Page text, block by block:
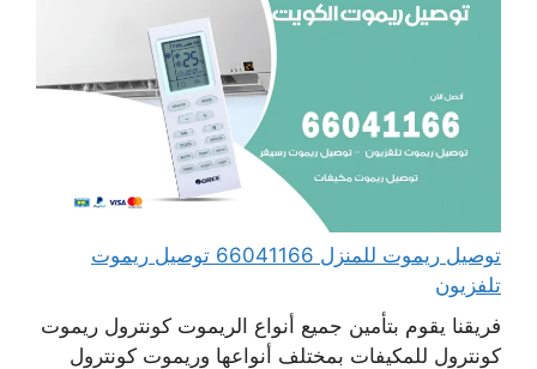
توصيل ريموت للمنزل 66041166 توصيل ريموت
تلفزيون
فريقنا يقوم بتأمين جميع أنواع الريموت كونترول ريموت
كونترول للمكيفات بمختلف أنواعها وريموت كونترول